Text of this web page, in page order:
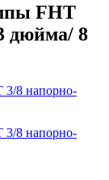
FHT
дюйма/ 8